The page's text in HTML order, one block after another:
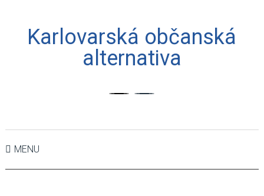
Karlovarská občanská
alternativa
MENU